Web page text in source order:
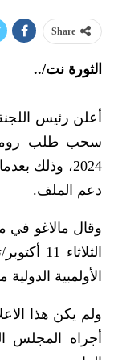
Share
الثورة نت/..
أعلن رئيس
سحب طلب روما
2024، وذلك
دعم الملف.
وقال مالاغو في
الأولمبية
ولم يكن هذا